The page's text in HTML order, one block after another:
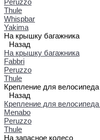
Peruzzo
Thule
Whispbar
Yakima
На крышку багажника
Назад
На крышку багажника
Fabbri
Peruzzo
Thule
Крепление для
Назад
Крепление для
Menabo
Peruzzo
Thule
На запасное колесо